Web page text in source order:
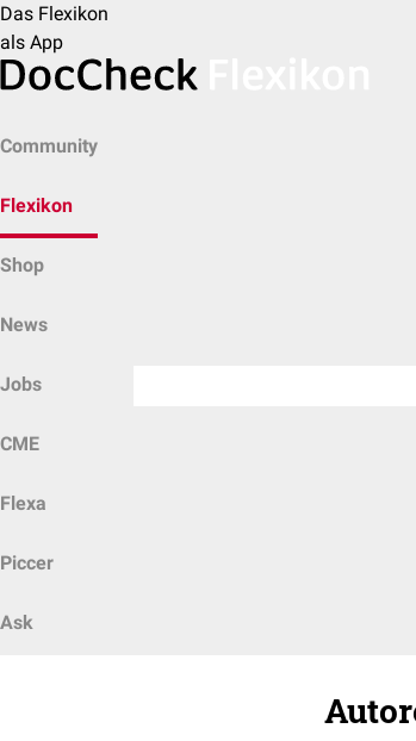
Das Flexikon
als App
Community
Flexikon
Shop
News
Jobs
CME
Flexa
Piccer
Ask